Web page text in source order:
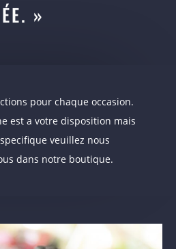
»
pour chaque occasion.
est a votre disposition mais
veuillez nous
dans notre boutique.